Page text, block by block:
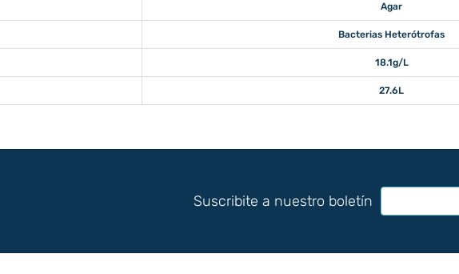
Agar
Bacterias Heterótrofas
18.1g/L
27.6L
Suscribite a nuestro boletín